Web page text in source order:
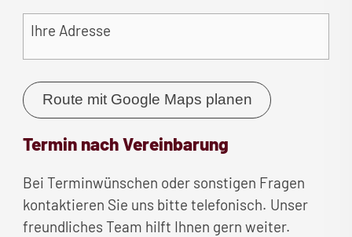
Ihre Adresse
Route mit Google Maps planen
Termin nach Vereinbarung
Bei Terminwünschen oder sonstigen Fragen
kontaktieren Sie uns bitte telefonisch. Unser
freundliches Team hilft Ihnen gern weiter.